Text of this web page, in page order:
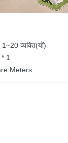
1~20 व्यक्ति(यों)
1
Meters